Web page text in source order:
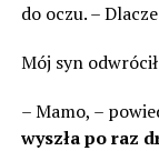
do oczu. –
Mój syn
– Mamo, –
wyszła po raz